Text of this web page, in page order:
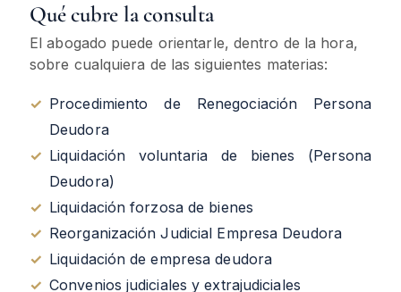
Qué cubre la consulta
El abogado puede orientarle, dentro de la hora,
sobre cualquiera de las siguientes materias:
✓ Procedimiento de Renegociación Persona
Deudora
✓ Liquidación voluntaria de bienes (Persona
Deudora)
✓ Liquidación forzosa de bienes
✓ Reorganización Judicial Empresa Deudora
✓ Liquidación de empresa deudora
✓ Convenios judiciales y extrajudiciales